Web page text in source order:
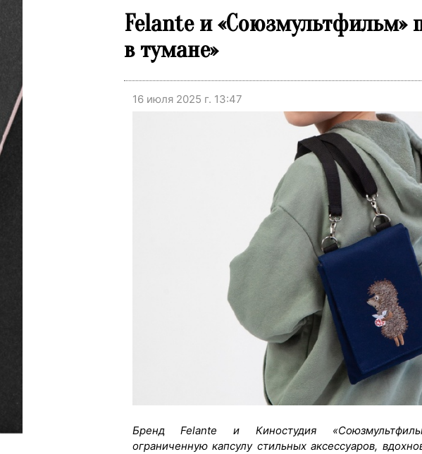
Felante и «Союзмультфильм»
в тумане»
16 июля 2025 г. 13:47
Бренд Felante и Киностудия
ограниченную капсулу стильных аксессуаров,